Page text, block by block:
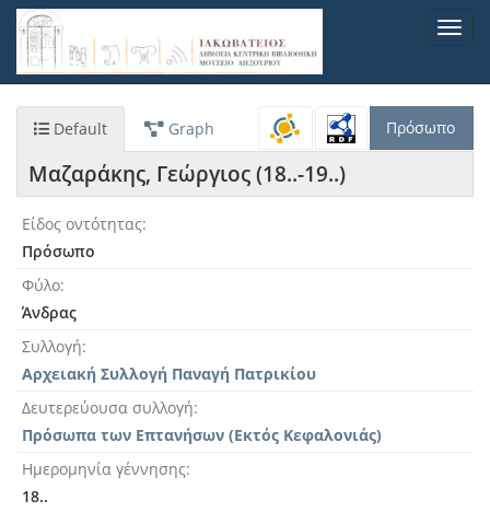
Παράκαμψη
προς
κυρίως
Default Graph Πρόσωπο
Μαζαράκης, Γεώργιος (18..-19..)
Είδος οντότητας
Πρόσωπο
Φύλο
Άνδρας
Συλλογή
Αρχειακή Συλλογή Παναγή Πατρικίου
Δευτερεύουσα συλλογή
Πρόσωπα των Επτανήσων (Εκτός Κεφαλονιάς)
Ημερομηνία γέννησης
18..